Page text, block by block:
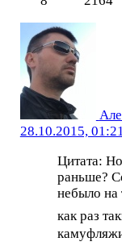
28.10.2015,
Цитата:
раньше?
небыло
как раз